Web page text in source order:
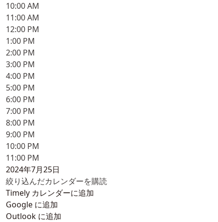
10:00 AM
11:00 AM
12:00 PM
1:00 PM
2:00 PM
3:00 PM
4:00 PM
5:00 PM
6:00 PM
7:00 PM
8:00 PM
9:00 PM
10:00 PM
11:00 PM
2024年7月25日
絞り込んだカレンダーを購読
Timely カレンダーに追加
Google に追加
Outlook に追加